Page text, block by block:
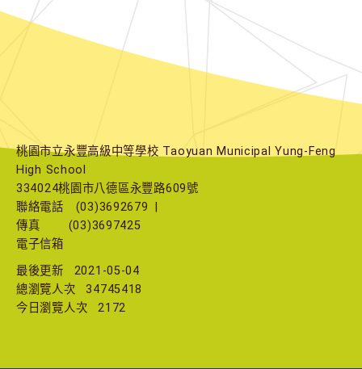
桃園市立永豐高級中等學校 Taoyuan Municipal Yung-Feng
High School
334024桃園市八德區永豐路609號
聯絡電話
(03)3692679
傳真
(03)3697425
電子信箱
最後更新
2021-05-04
總瀏覽人次
34745418
今日瀏覽人次
2172